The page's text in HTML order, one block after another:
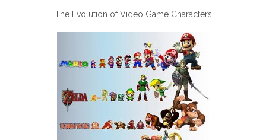
The Evolution of Video Game Characters